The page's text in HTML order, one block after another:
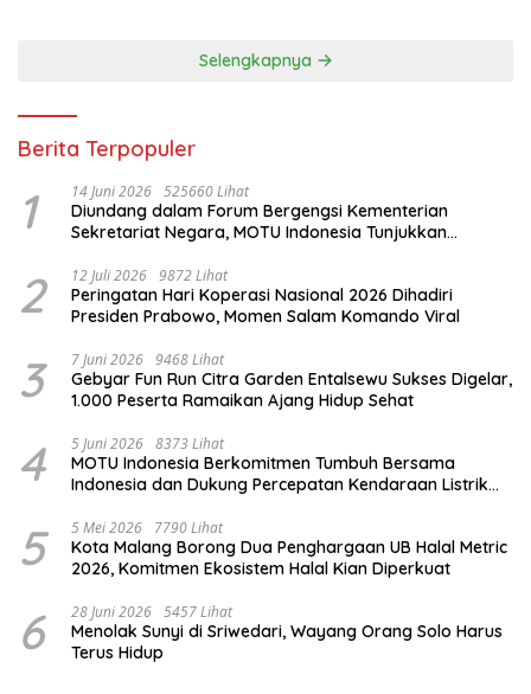
Selengkapnya
Berita Terpopuler
1 14 Juni 2026 525660 Lihat
Diundang dalam Forum Bergengsi Kementerian
Sekretariat Negara, MOTU Indonesia Tunjukkan
2 12 Juli 2026 9872 Lihat
Peringatan Hari Koperasi Nasional 2026 Dihadiri
Presiden Prabowo, Momen Salam Komando Viral
3 7 Juni 2026 9468 Lihat
Gebyar Fun Run Citra Garden Entalsewu Sukses Digelar,
1.000 Peserta Ramaikan Ajang Hidup Sehat
4 5 Juni 2026 8373 Lihat
MOTU Indonesia Berkomitmen Tumbuh Bersama
Indonesia dan Dukung Percepatan Kendaraan Listrik
5 5 Mei 2026 7790 Lihat
Kota Malang Borong Dua Penghargaan UB Halal Metric
2026, Komitmen Ekosistem Halal Kian Diperkuat
6 28 Juni 2026 5457 Lihat
Menolak Sunyi di Sriwedari, Wayang Orang Solo Harus
Terus Hidup